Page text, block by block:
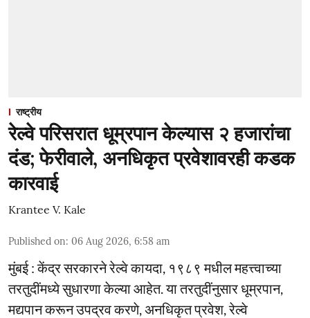
राष्ट्रीय
रेल्वे परिसरात धूम्रपान केल्यास २ हजारांचा
दंड; फेरीवाले, अनधिकृत प्रवेशावरही कडक
कारवाई
Krantee V. Kale
Published on: 06 Aug 2026, 6:58 am
मुंबई : केंद्र सरकारने रेल्वे कायदा, १९८९ मधील महत्त्वाच्या
तरतुदींमध्ये सुधारणा केल्या आहेत. या तरतुदींनुसार धूम्रपान,
मद्यपान करून उपद्रव करणे, अनधिकृत प्रवेश, रेल्वे